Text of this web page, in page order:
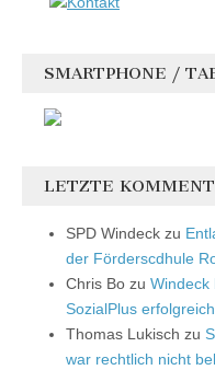
SMARTPHONE /
LETZTE
SPD Windeck zu
der Förderscdhule
Chris Bo zu Windeck
SozialPlus
Thomas Lukisch zu
war rechtlich nicht